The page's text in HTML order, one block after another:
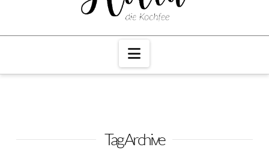
Navigation
Tag Archive